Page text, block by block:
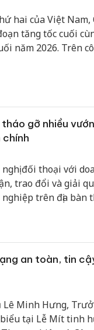
hai của Việt Nam,
tăng tốc cuối
năm 2026. Trên
gỡ nhiều
chính
đối thoại với
trao đổi và giải
nghiệp trên địa bàn
an toàn, tin
Minh Hưng,
tại Lễ Mít tinh